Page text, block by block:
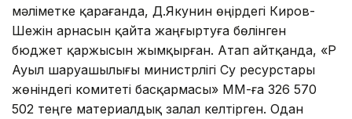
мәліметке қарағанда, Д.Якунин өңірдегі Киров-
Шежін арнасын қайта жаңғыртуға бөлінген
бюджет қаржысын жымқырған. Атап айтқанда, «ҚР
Ауыл шаруашылығы министрлігі Су ресурстары
жөніндегі комитеті басқармасы» ММ-ға 326 570
502 теңге материалдық залал келтірген. Одан